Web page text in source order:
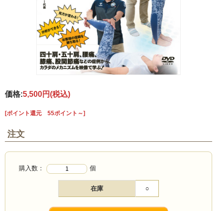
価格:5,500円(税込)
[ポイント還元 55ポイント～]
注文
購入数： 個
在庫 ○